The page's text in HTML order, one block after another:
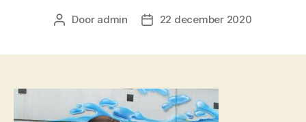
Berichtauteur
Door admin Berichtdatum
22 december 2020